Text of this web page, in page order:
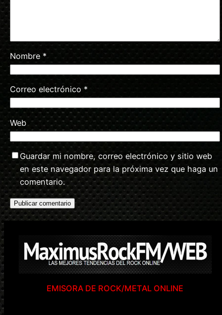
Nombre *
Correo electrónico *
Web
Guardar mi nombre, correo electrónico y sitio web
en este navegador para la próxima vez que haga un
comentario.
EMISORA DE ROCK/METAL ONLINE